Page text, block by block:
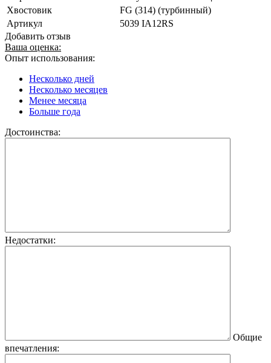
Хвостовик
FG (314) (турбинный)
Артикул
5039 IA12RS
Добавить отзыв
Ваша оценка:
Опыт использования:
Несколько дней
Несколько месяцев
Менее месяца
Больше года
Достоинства:
Недостатки:
Общие
впечатления: